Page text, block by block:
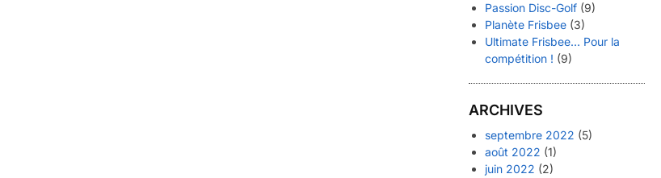
Passion Disc-Golf(9)
Planète Frisbee(3)
Ultimate Frisbee… Pour la
compétition ! (9)
ARCHIVES
septembre 2022 (5)
août 2022 (1)
juin 2022 (2)